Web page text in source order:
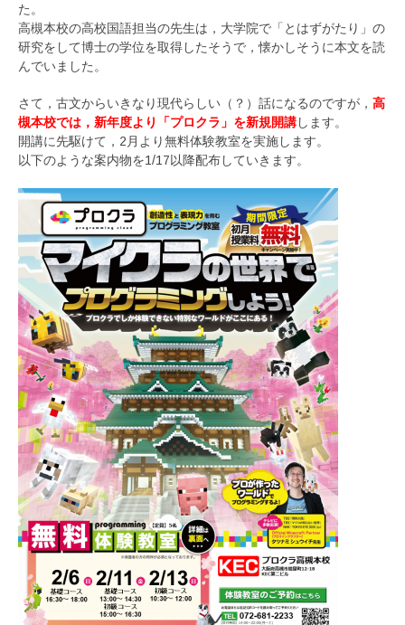
た。
高槻本校の高校国語担当の先生は，大学院で「とはずがたり」の
研究をして博士の学位を取得したそうで，懐かしそうに本文を読
んでいました。
さて，古文からいきなり現代らしい（？）話になるのですが， 高
槻本校では，新年度より「プロクラ」を新規開講します。
開講に先駆けて，2月より無料体験教室を実施します。
以下のような案内物を1/17以降配布していきます。